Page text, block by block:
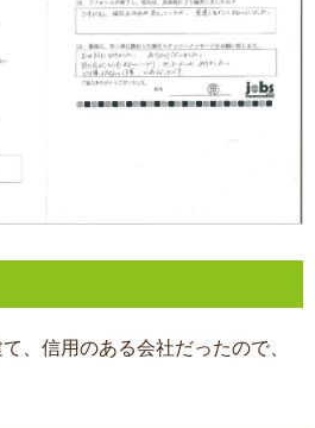
、信用のある会社だったので、